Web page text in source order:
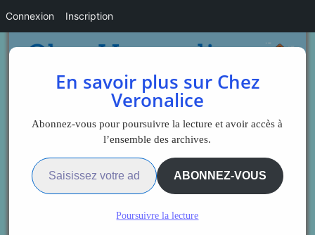
En savoir plus sur Chez
Veronalice
Abonnez-vous pour poursuivre la lecture et avoir accès à
l’ensemble des archives.
Saisissez votre adresse e-mail…
ABONNEZ-VOUS
Poursuivre la lecture
Connexion Inscription